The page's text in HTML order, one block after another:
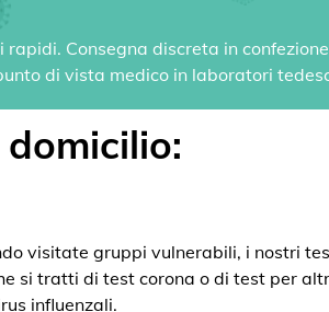
Consegna discreta in confezione
di vista medico in laboratori
visitate gruppi vulnerabili, i nostri
si tratti di test corona o di test per
influenzali.